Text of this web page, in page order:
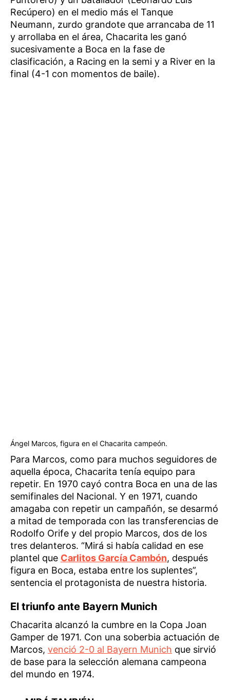
Recúpero) en el medio más el Tanque
Neumann, zurdo grandote que arrancaba de 11
y arrollaba en el área, Chacarita les ganó
sucesivamente a Boca en la fase de
clasificación, a Racing en la semi y a River en la
final (4-1 con momentos de baile).
Ángel Marcos, figura en el Chacarita campeón.
Para Marcos, como para muchos seguidores de
aquella época, Chacarita tenía equipo para
repetir. En 1970 cayó contra Boca en una de las
semifinales del Nacional. Y en 1971, cuando
amagaba con repetir un campañón, se desarmó
a mitad de temporada con las transferencias de
Rodolfo Orife y del propio Marcos, dos de los
tres delanteros. “Mirá si había calidad en ese
plantel que Carlitos García Cambón, después
figura en Boca, estaba entre los suplentes”,
sentencia el protagonista de nuestra historia.
El triunfo ante Bayern Munich
Chacarita alcanzó la cumbre en la Copa Joan
Gamper de 1971. Con una soberbia actuación de
Marcos, venció 2-0 al Bayern Munich que sirvió
de base para la selección alemana campeona
del mundo en 1974.